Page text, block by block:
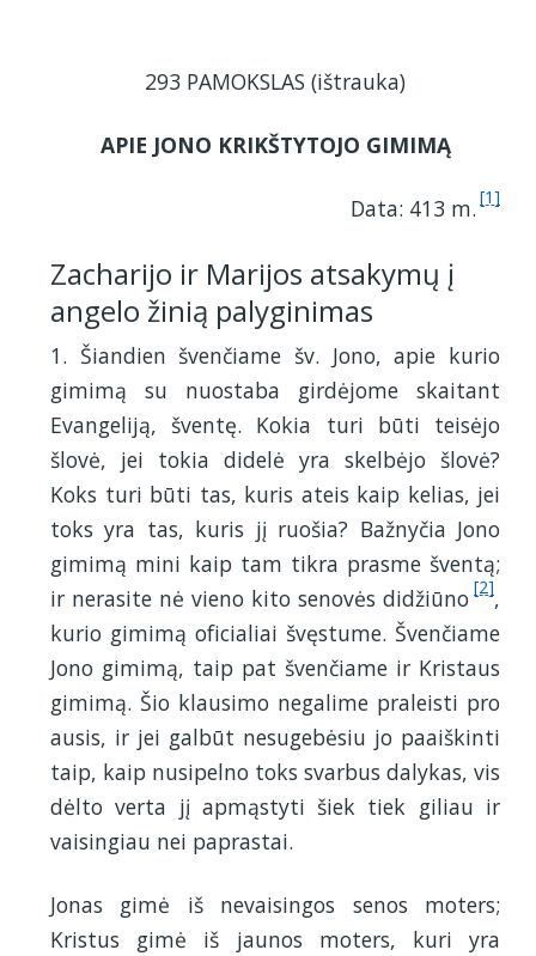
293 PAMOKSLAS (ištrauka)
APIE JONO KRIKŠTYTOJO GIMIMĄ
Data: 413 m. [1]
Zacharijo ir Marijos atsakymų į
angelo žinią palyginimas
1. Šiandien švenčiame šv. Jono, apie kurio
gimimą su nuostaba girdėjome skaitant
Evangeliją, šventę. Kokia turi būti teisėjo
šlovė, jei tokia didelė yra skelbėjo šlovė?
Koks turi būti tas, kuris ateis kaip kelias, jei
toks yra tas, kuris jį ruošia? Bažnyčia Jono
gimimą mini kaip tam tikra prasme šventą;
ir nerasite nė vieno kito senovės didžiūno [2],
kurio gimimą oficialiai švęstume. Švenčiame
Jono gimimą, taip pat švenčiame ir Kristaus
gimimą. Šio klausimo negalime praleisti pro
ausis, ir jei galbūt nesugebėsiu jo paaiškinti
taip, kaip nusipelno toks svarbus dalykas, vis
dėlto verta jį apmąstyti šiek tiek giliau ir
vaisingiau nei paprastai.
Jonas gimė iš nevaisingos senos moters;
Kristus gimė iš jaunos moters, kuri yra